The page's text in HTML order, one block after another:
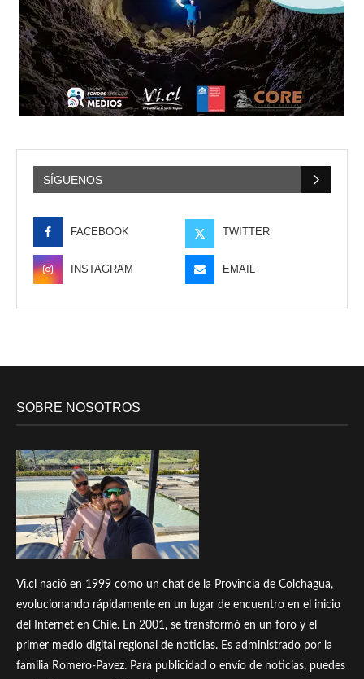
SÍGUENOS
FACEBOOK TWITTER
INSTAGRAM EMAIL
SOBRE NOSOTROS
Vi.cl nació en 1999 como un chat de la Provincia de Colchagua,
evolucionando rápidamente en un lugar de encuentro en el inicio
del Internet en Chile. En 2001, se transformó en un foro y el
primer medio digital regional de noticias. Es administrado por la
familia Romero-Pavez. Para publicidad o envío de noticias, puedes